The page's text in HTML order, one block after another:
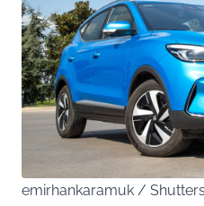
emirhankaramuk /